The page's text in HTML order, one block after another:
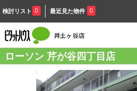
検討リスト 0 最近見た物件 0
ローソン 芹が谷四丁目店